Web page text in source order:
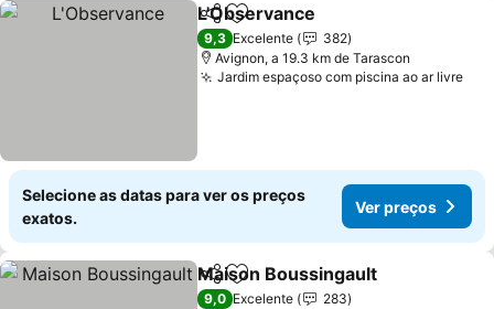
PartilharAdicionar aos favoritos
L'Observance
9,3 Excelente
382
Avignon, a 19.3 km de Tarascon
Jardim espaçoso com piscina ao ar livre
Selecione as datas para ver os preços
exatos.
Ver preços
PartilharAdicionar aos favoritos
Maison Boussingault
9,0 Excelente
283